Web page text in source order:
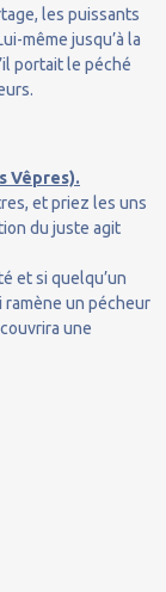
les puissants
même jusqu’à la
portait le péché
Vêpres).
et priez les uns
du juste agit
et si quelqu’un
ramène un pécheur
une